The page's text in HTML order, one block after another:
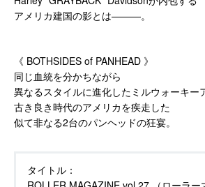
アメリカ建国の影とは———。
《 BOTHSIDES of PANHEAD 》
同じ血統を分かちながら
異なるスタイルに進化したミルウォーキー
古き良き時代のアメリカを疾走した
似て非なる2台のパンヘッドの狂宴。
タイトル：